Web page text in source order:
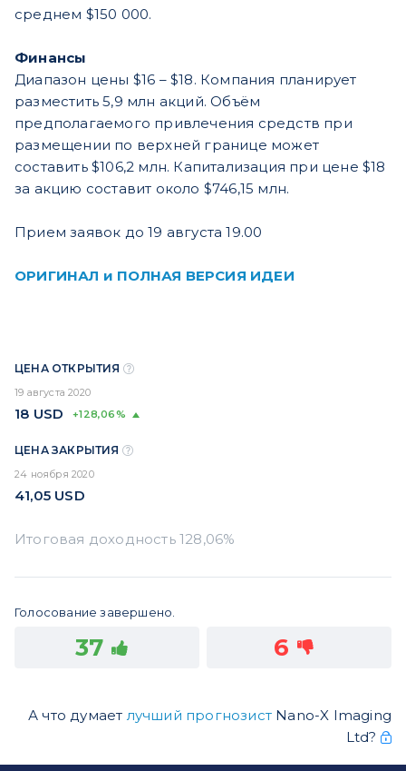
среднем $150 000.
Финансы
Диапазон цены $16 – $18. Компания планирует
разместить 5,9 млн акций. Объём
предполагаемого привлечения средств при
размещении по верхней границе может
составить $106,2 млн. Капитализация при цене $18
за акцию составит около $746,15 млн.
Прием заявок до 19 августа 19.00
ОРИГИНАЛ и ПОЛНАЯ ВЕРСИЯ ИДЕИ
ЦЕНА ОТКРЫТИЯ
19 августа 2020
18 USD +128,06%
ЦЕНА ЗАКРЫТИЯ
24 ноября 2020
41,05 USD
Голосование завершено.
37 6
А что думает лучший прогнозист Nano-X Imaging
Ltd?